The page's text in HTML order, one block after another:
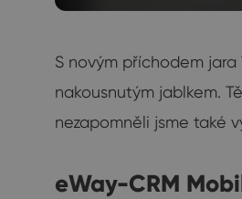
S novým příchodem
nakousnutým jablkem.
nezapomněli jsme také
eWay-CRM